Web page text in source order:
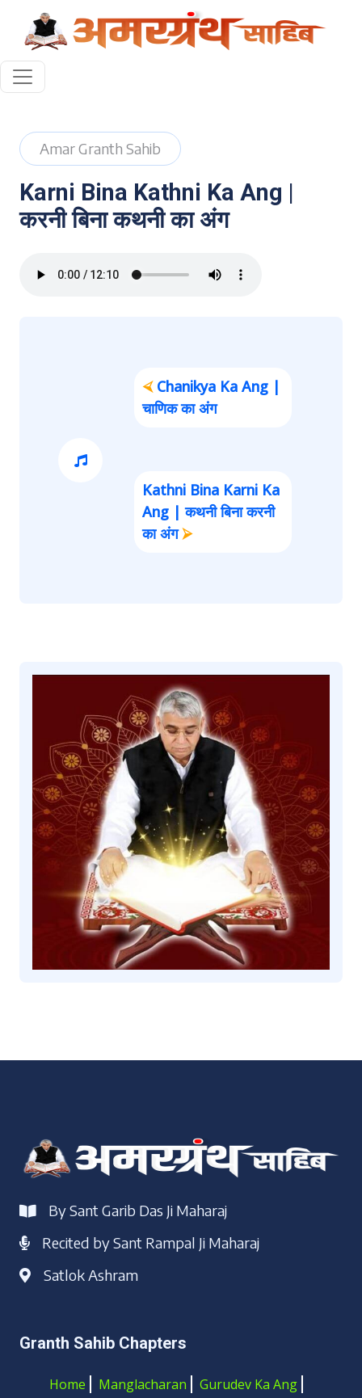
Amar Granth Sahib
Karni Bina Kathni Ka Ang |
करनी बिना कथनी का अंग
⮘Chanikya Ka Ang |
चाणिक का अंग
Kathni Bina Karni Ka
Ang | कथनी बिना करनी
का अंग⮚
By Sant Garib Das Ji Maharaj
Recited by Sant Rampal Ji Maharaj
Satlok Ashram
Granth Sahib Chapters
Home Manglacharan
Gurudev Ka Ang